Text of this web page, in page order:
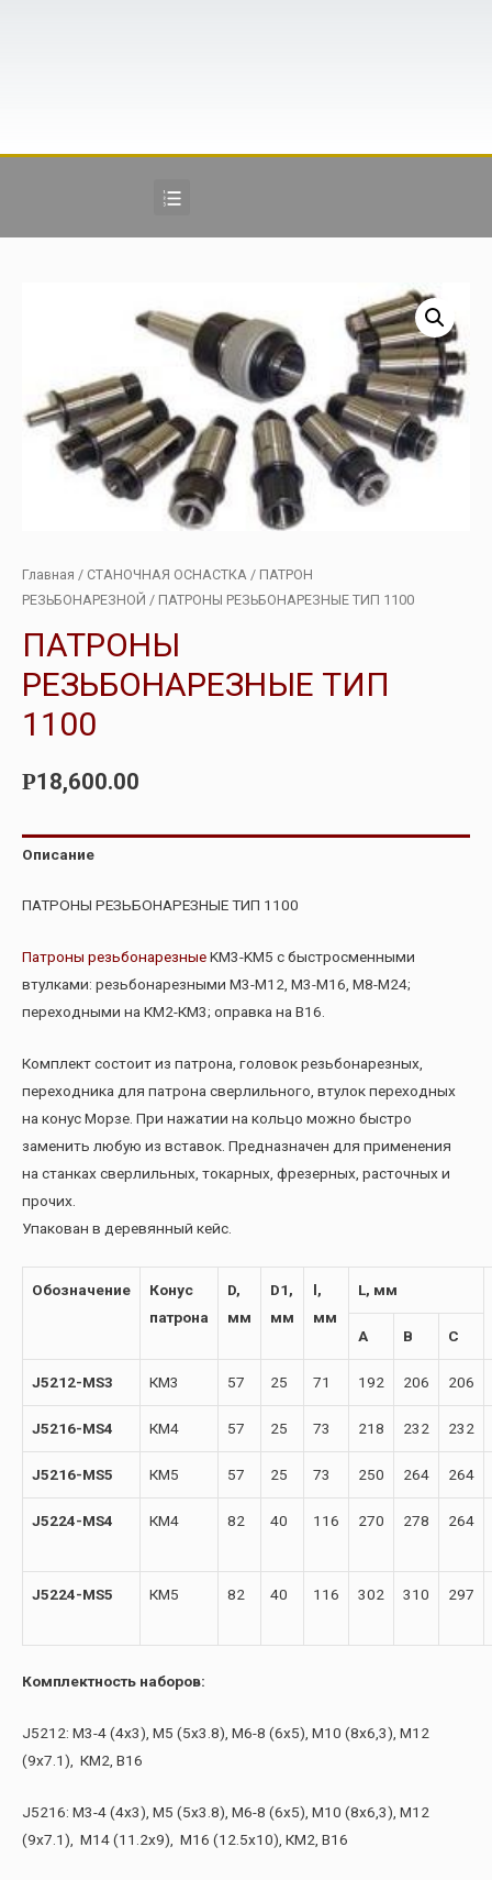
Главная / СТАНОЧНАЯ ОСНАСТКА / ПАТРОН
РЕЗЬБОНАРЕЗНОЙ / ПАТРОНЫ РЕЗЬБОНАРЕЗНЫЕ ТИП 1100
ПАТРОНЫ
РЕЗЬБОНАРЕЗНЫЕ ТИП
1100
Р18,600.00
Описание
ПАТРОНЫ РЕЗЬБОНАРЕЗНЫЕ ТИП 1100
Патроны резьбонарезныеKM3-KM5 с быстросменными
втулками: резьбонарезными М3-М12, М3-М16, М8-М24;
переходными на КМ2-КМ3; оправка на B16.
Комплект состоит из патрона, головок резьбонарезных,
переходника для патрона сверлильного, втулок переходных
на конус Морзе. При нажатии на кольцо можно быстро
заменить любую из вставок. Предназначен для применения
на станках сверлильных, токарных, фрезерных, расточных и
прочих.
Упакован в деревянный кейс.
Обозначение
Конус
патрона
D,
мм
D1,
мм
l,
мм
L, мм
A B C
J5212-MS3 КМ3 57 25 71 192 206 206
J5216-MS4 КМ4 57 25 73 218 232 232
J5216-MS5 КМ5 57 25 73 250 264 264
J5224-MS4 КМ4 82 40 116 270 278 264
J5224-MS5 КМ5 82 40 116 302 310 297
Комплектность наборов:
J5212: М3-4 (4х3), М5 (5х3.8), М6-8 (6х5), М10 (8х6,3), М12
(9х7.1), КМ2, В16
J5216: М3-4 (4х3), М5 (5х3.8), М6-8 (6х5), М10 (8х6,3), М12
(9х7.1), М14 (11.2х9), М16 (12.5х10), КМ2, В16